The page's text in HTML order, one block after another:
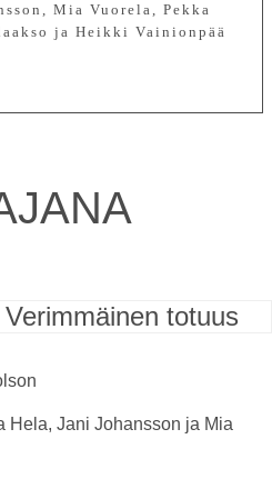
Mia Vuorela, Pekka
ja Heikki Vainionpää
totuus
Hela, Jani Johansson ja Mia